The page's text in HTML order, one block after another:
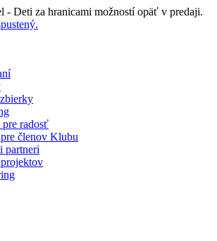
- Deti za hranicami možností opäť v predaji.
radosť
členov Klubu
partneri